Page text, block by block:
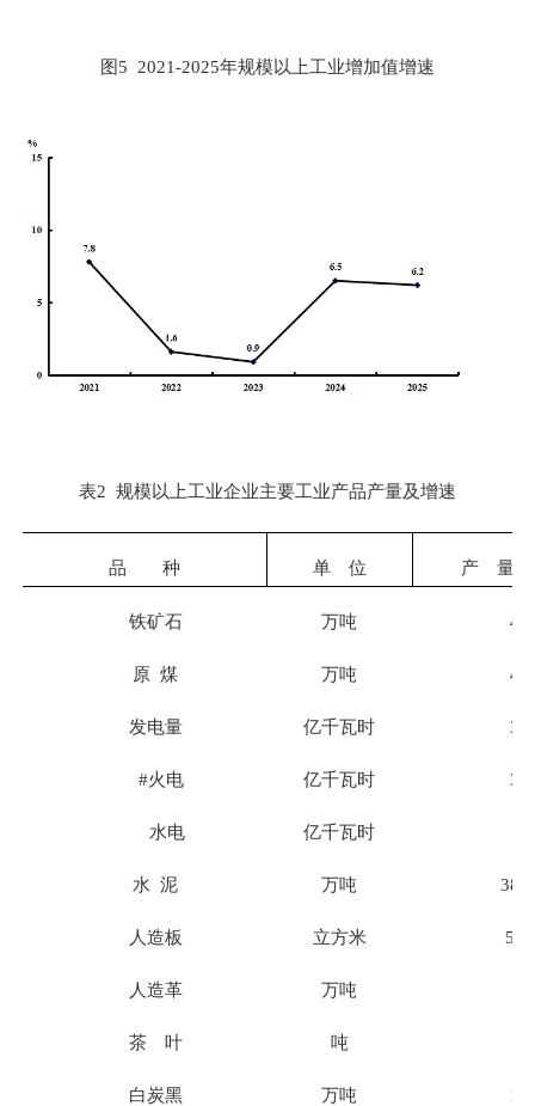
图5 2021-2025年规模以上工业增加值增速
表2 规模以上工业企业主要工业产品产量及增速
品 种 单 位 产 量
铁矿石 万吨
原 煤 万吨
发电量 亿千瓦时
#火电 亿千瓦时
水电 亿千瓦时
水 泥 万吨
人造板 立方米
人造革 万吨
茶 叶 吨
白炭黑 万吨